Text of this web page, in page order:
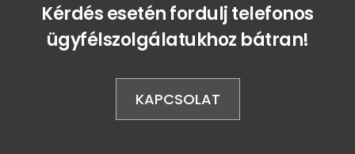
Kérdés esetén fordulj telefonos
ügyfélszolgálatukhoz bátran!
KAPCSOLAT